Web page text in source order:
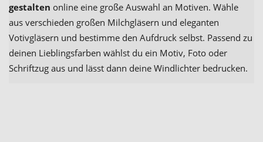
gestalten online eine große Auswahl an Motiven. Wähle
aus verschieden großen Milchgläsern und eleganten
Votivgläsern und bestimme den Aufdruck selbst. Passend zu
deinen Lieblingsfarben wählst du ein Motiv, Foto oder
Schriftzug aus und lässt dann deine Windlichter bedrucken.